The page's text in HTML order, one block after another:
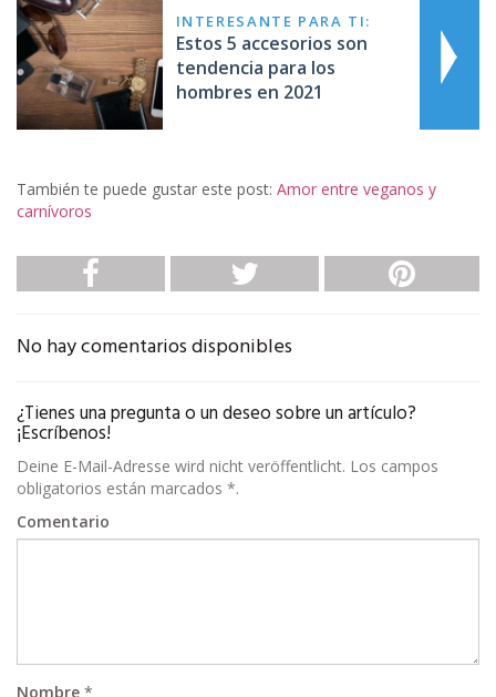
INTERESANTE PARA TI:
Estos 5 accesorios son
tendencia para los
hombres en 2021
También te puede gustar este post: Amor entre veganos y
carnívoros
No hay comentarios disponibles
¿Tienes una pregunta o un deseo sobre un artículo?
¡Escríbenos!
Deine E-Mail-Adresse wird nicht veröffentlicht. Los campos
obligatorios están marcados *.
Comentario
Nombre *